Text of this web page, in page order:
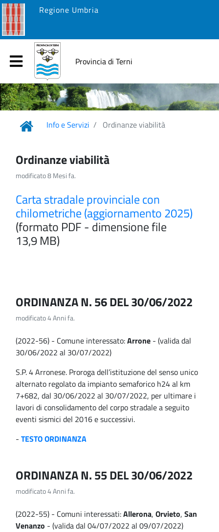
Regione Umbria
Provincia di Terni
Info e Servizi Ordinanze viabilità
Ordinanze viabilità
modificato 8 Mesi fa.
Carta stradale provinciale con
chilometriche (aggiornamento 2025)
(formato PDF - dimensione file
13,9 MB)
ORDINANZA N. 56 DEL 30/06/2022
modificato 4 Anni fa.
(2022-56) - Comune interessato:Arrone - (valida dal
30/06/2022 al 30/07/2022)
S.P. 4 Arronese. Proroga dell’istituzione del senso unico
alternato regolato da impianto semaforico h24 al km
7+682, dal 30/06/2022 al 30/07/2022, per ultimare i
lavori di consolidamento del corpo stradale a seguito
eventi sismici del 2016 e successivi.
- TESTO ORDINANZA
ORDINANZA N. 55 DEL 30/06/2022
modificato 4 Anni fa.
(2022-55) - Comuni interessati:Allerona, Orvieto, San
Venanzo - (valida dal 04/07/2022 al 09/07/2022)